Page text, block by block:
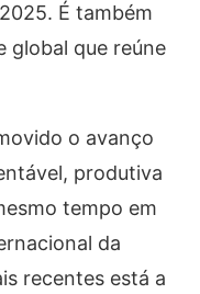
É também
global que reúne
o avanço
produtiva
tempo em
da
recentes está a